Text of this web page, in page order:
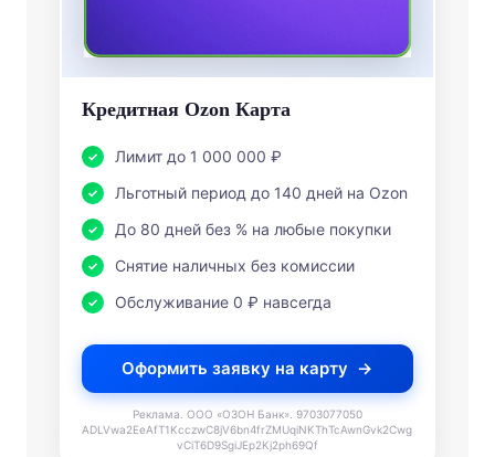
Кредитная Ozon Карта
Лимит до 1 000 000 ₽
Льготный период до 140 дней на Ozon
До 80 дней без % на любые покупки
Снятие наличных без комиссии
Обслуживание 0 ₽ навсегда
Оформить заявку на карту
Реклама. ООО «ОЗОН Банк». 9703077050
ADLVwa2EeAfT1KcczwC8jV6bn4frZMUqiNKThTcAwnGvk2Cwg
vCiT6D9SgiJEp2Kj2ph69Qf